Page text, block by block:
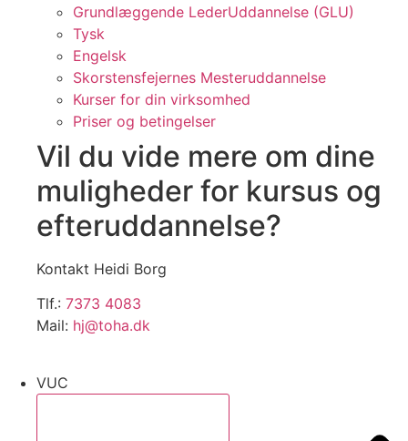
Grundlæggende LederUddannelse (GLU)
Tysk
Engelsk
Skorstensfejernes Mesteruddannelse
Kurser for din virksomhed
Priser og betingelser
Vil du vide mere om dine
muligheder for kursus og
efteruddannelse?
Kontakt Heidi Borg
Tlf.: 7373 4083
Mail: hj@toha.dk
VUC